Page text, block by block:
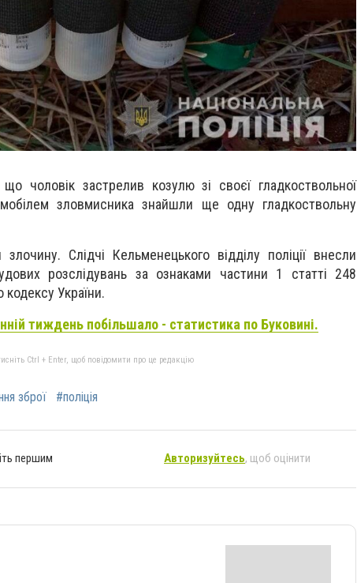
чоловік застрелив козулю зі своєї гладкоствольної
зловмисника знайшли ще одну гладкоствольну
Слідчі Кельменецького відділу поліції внесли
розслідувань за ознаками частини 1 статті 248
України.
тиждень побільшало - статистика по Буковині.
Ctrl + Enter, щоб повідомити про це редакцію
зброї #поліція
першим Авторизуйтесь, щоб оцінити